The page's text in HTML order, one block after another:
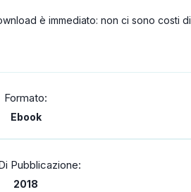
è immediato: non ci sono costi di
Formato:
Ebook
Pubblicazione:
2018